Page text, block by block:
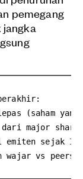
pemegang
(saham
major
emiten sejak
vs peers?